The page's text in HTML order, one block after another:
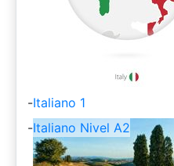
-Italiano 1
-Italiano Nivel A2